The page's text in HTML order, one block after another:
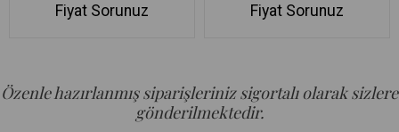
Fiyat Sorunuz Fiyat Sorunuz
Özenle hazırlanmış siparişleriniz sigortalı olarak sizlere
gönderilmektedir.